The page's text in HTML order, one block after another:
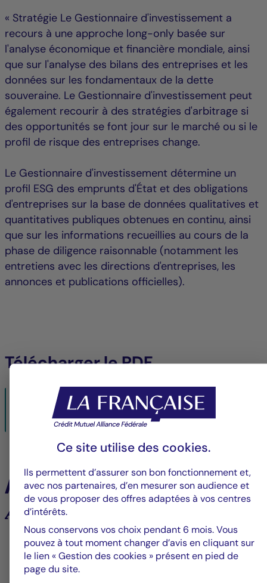
« Stratégie Le Gestionnaire d'investissement a
recours à une approche long-only basée sur
l'analyse économique et financière mondiale, ainsi
que sur l'analyse des bilans des entreprises et les
données sur les fondamentaux de la dette
souveraine. Le Gestionnaire d'investissement peut
également recourir à des stratégies d'arbitrage si
des opportunités se font jour sur le marché ou si le
profil de risque des entreprises change.
Le Gestionnaire d'investissement détermine un
profil ESG des emprunts d'État et des obligations
d'entreprises sur la base de données qualitatives et
quantitatives publiques obtenues en continu, ainsi
que sur les informations recueillies au cours de la
phase de diligence raisonnable (notamment les
entretiens avec les directions d'entreprises, les
annonces et publications officielles).
Télécharger le PDF
AVIS AUX ACTIONNAIRES DU COMPARTIMENT JKC ASIA
BOND 2023 (LE « COMPARTIMENT ») CH > FR
08/12/2021- PDF221 KO
À la une
Analyses et tendances des marchés
6
Ce site utilise des cookies.
Ils permettent d’assurer son bon fonctionnement et,
avec nos partenaires, d’en mesurer son audience et
de vous proposer des offres adaptées à vos centres
d’intérêts.
Nous conservons vos choix pendant 6 mois. Vous
pouvez à tout moment changer d’avis en cliquant sur
le lien « Gestion des cookies » présent en pied de
page du site.